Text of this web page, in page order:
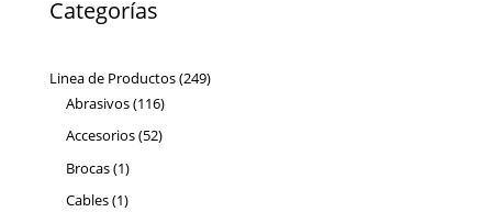
Categorías
Linea de Productos 249249
Abrasivos 116116
productos
Accesorios 5252
Brocas 11
producto
Cables 11